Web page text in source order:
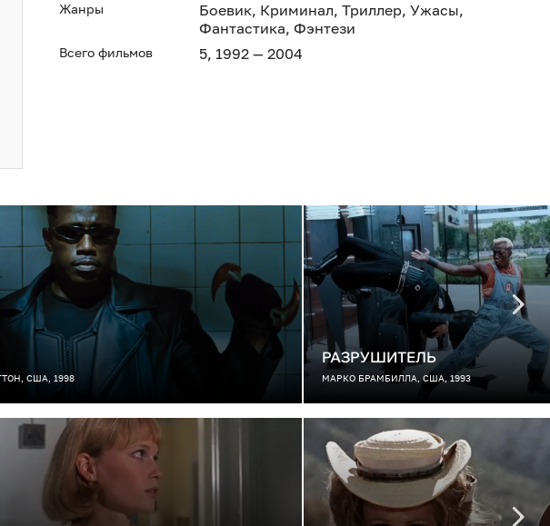
Жанры Боевик, Криминал, Триллер, Ужасы,
Фантастика, Фэнтези
Всего фильмов 5, 1992 — 2004
США, 1998
РАЗРУШИТЕЛЬ
МАРКО БРАМБИЛЛА, США, 1993